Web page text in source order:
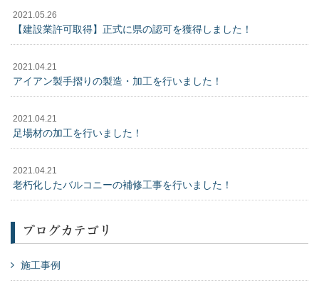
2021.05.26
【建設業許可取得】正式に県の認可を獲得しました！
2021.04.21
アイアン製手摺りの製造・加工を行いました！
2021.04.21
足場材の加工を行いました！
2021.04.21
老朽化したバルコニーの補修工事を行いました！
ブログカテゴリ
施工事例